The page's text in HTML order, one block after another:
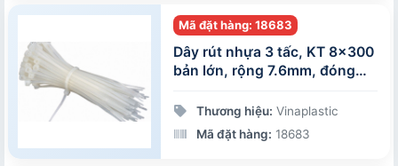
Mã đặt hàng: 18683
Dây rút nhựa 3 tấc, KT 8x300
bản lớn, rộng 7.6mm, đóng
Thương hiệu: Vinaplastic
Mã đặt hàng: 18683